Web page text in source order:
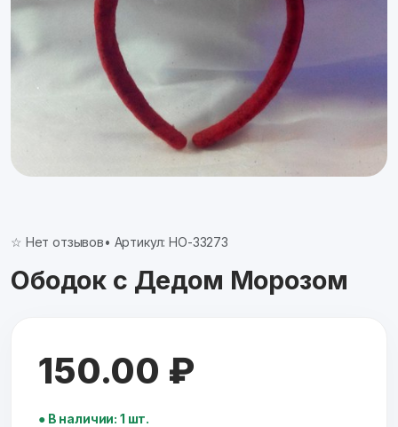
☆ Нет отзывов• Артикул: НО-33273
Ободок с Дедом Морозом
150.00 ₽
● В наличии: 1 шт.